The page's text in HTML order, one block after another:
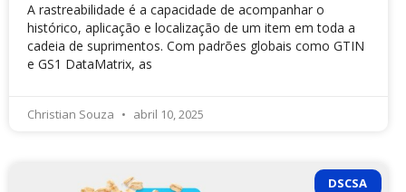
A rastreabilidade é a capacidade de acompanhar o
histórico, aplicação e localização de um item em toda a
cadeia de suprimentos. Com padrões globais como GTIN
e GS1 DataMatrix, as
Christian Souza abril 10, 2025
DSCSA